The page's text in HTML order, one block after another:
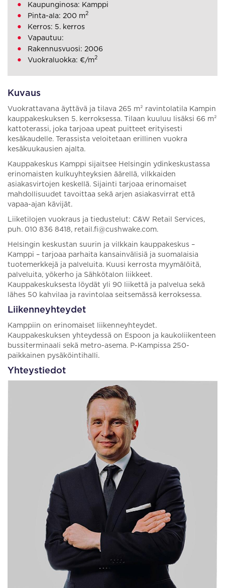
Kuvaus
Vuokrattavana äyttävä ja tilava 265 m² ravintolatila Kampin
kauppakeskuksen 5. kerroksessa. Tilaan kuuluu lisäksi 66 m²
kattoterassi, joka tarjoaa upeat puitteet erityisesti
kesäkaudelle. Terassista veloitetaan erillinen vuokra
kesäkuukausien ajalta.
Kauppakeskus Kamppi sijaitsee Helsingin ydinkeskustassa
erinomaisten kulkuyhteyksien äärellä, vilkkaiden
asiakasvirtojen keskellä. Sijainti tarjoaa erinomaiset
mahdollisuudet tavoittaa sekä arjen asiakasvirrat että
vapaa-ajan kävijät.
Liiketilojen vuokraus ja tiedustelut: C&W Retail Services,
puh. 010 836 8418, retail.fi@cushwake.com.
Helsingin keskustan suurin ja vilkkain kauppakeskus –
Kamppi – tarjoaa parhaita kansainvälisiä ja suomalaisia
tuotemerkkejä ja palveluita. Kuusi kerrosta myymälöitä,
palveluita, yökerho ja Sähkötalon liikkeet.
Kauppakeskuksesta löydät yli 90 liikettä ja palvelua sekä
lähes 50 kahvilaa ja ravintolaa seitsemässä kerroksessa.
Liikenneyhteydet
Kamppiin on erinomaiset liikenneyhteydet.
Kauppakeskuksen yhteydessä on Espoon ja kaukoliikenteen
bussiterminaali sekä metro-asema. P-Kampissa 250-
paikkainen pysäköintihalli.
Yhteystiedot
Kaupunginosa: Kamppi
Pinta-ala: 200 m2
Kerros: 5. kerros
Vapautuu:
Rakennusvuosi: 2006
Vuokraluokka: €/m2